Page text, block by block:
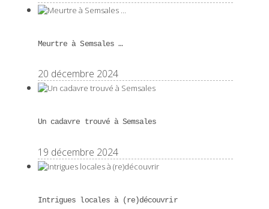
Meurtre à Semsales …
20 décembre 2024
Un cadavre trouvé à Semsales
19 décembre 2024
Intrigues locales à (re)découvrir